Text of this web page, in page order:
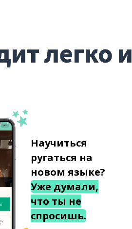
легко
Научиться
ругаться на
новом языке?
Уже думали,
что ты не
спросишь.